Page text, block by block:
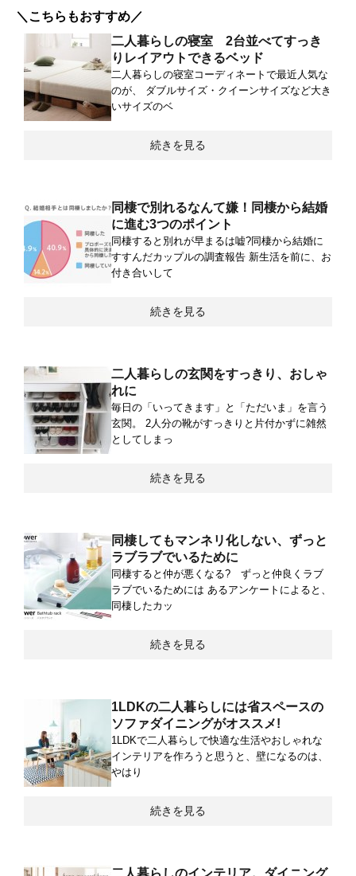
＼こちらもおすすめ／
二人暮らしの寝室 2台並べてすっき
りレイアウトできるベッド
二人暮らしの寝室コーディネートで最近人気な
のが、 ダブルサイズ・クイーンサイズなど大き
いサイズのベ
続きを見る
同棲で別れるなんて嫌！同棲から結婚
に進む3つのポイント
同棲すると別れが早まるは嘘?同棲から結婚に
すすんだカップルの調査報告 新生活を前に、お
付き合いして
続きを見る
二人暮らしの玄関をすっきり、おしゃ
れに
毎日の「いってきます」と「ただいま」を言う
玄関。 2人分の靴がすっきりと片付かずに雑然
としてしまっ
続きを見る
同棲してもマンネリ化しない、ずっと
ラブラブでいるために
同棲すると仲が悪くなる? ずっと仲良くラブ
ラブでいるためには あるアンケートによると、
同棲したカッ
続きを見る
1LDKの二人暮らしには省スペースの
ソファダイニングがオススメ!
1LDKで二人暮らしで快適な生活やおしゃれな
インテリアを作ろうと思うと、壁になるのは、
やはり
続きを見る
二人暮らしのインテリア。ダイニング